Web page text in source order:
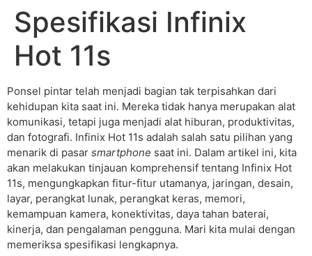
Spesifikasi Infinix
Hot 11s
Ponsel pintar telah menjadi bagian tak terpisahkan dari
kehidupan kita saat ini. Mereka tidak hanya merupakan alat
komunikasi, tetapi juga menjadi alat hiburan, produktivitas,
dan fotografi. Infinix Hot 11s adalah salah satu pilihan yang
menarik di pasar smartphone saat ini. Dalam artikel ini, kita
akan melakukan tinjauan komprehensif tentang Infinix Hot
11s, mengungkapkan fitur-fitur utamanya, jaringan, desain,
layar, perangkat lunak, perangkat keras, memori,
kemampuan kamera, konektivitas, daya tahan baterai,
kinerja, dan pengalaman pengguna. Mari kita mulai dengan
memeriksa spesifikasi lengkapnya.